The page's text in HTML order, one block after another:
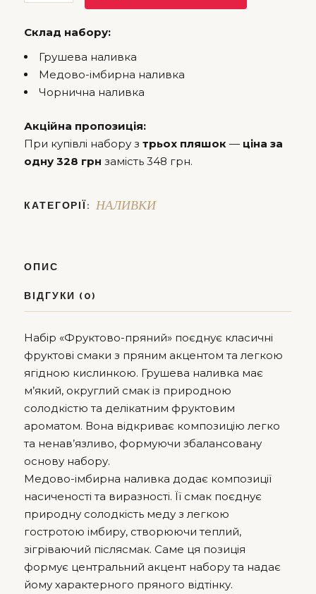
Склад набору:
Грушева наливка
Медово-імбирна наливка
Чорнична наливка
Акційна пропозиція:
При купівлі набору зтрьох пляшок — ціна за
одну 328 грн замість 348 грн.
КАТЕГОРІЇ: НАЛИВКИ
ОПИС
ВІДГУКИ (0)
Набір «Фруктово-пряний» поєднує класичні
фруктові смаки з пряним акцентом та легкою
ягідною кислинкою. Грушева наливка має
м’який, округлий смак із природною
солодкістю та делікатним фруктовим
ароматом. Вона відкриває композицію легко
та ненав’язливо, формуючи збалансовану
основу набору.
Медово-імбирна наливка додає композиції
насиченості та виразності. Її смак поєднує
природну солодкість меду з легкою
гостротою імбиру, створюючи теплий,
зігріваючий післясмак. Саме ця позиція
формує центральний акцент набору та надає
йому характерного пряного відтінку.